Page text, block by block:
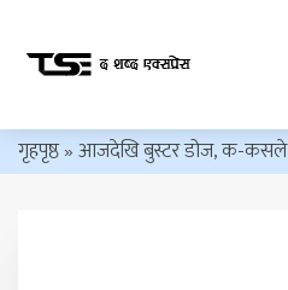
गृहपृष्ठ»आजदेखि बुस्टर डोज, क-कसले